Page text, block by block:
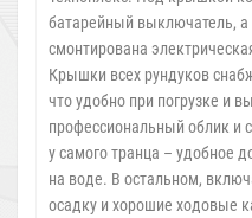
батарейный выключатель,
смонтирована
Крышки всех рундуков
что удобно при погрузке и
профессиональный облик и
у самого транца – удобное
на воде. В остальном,
осадку и хорошие ходовые